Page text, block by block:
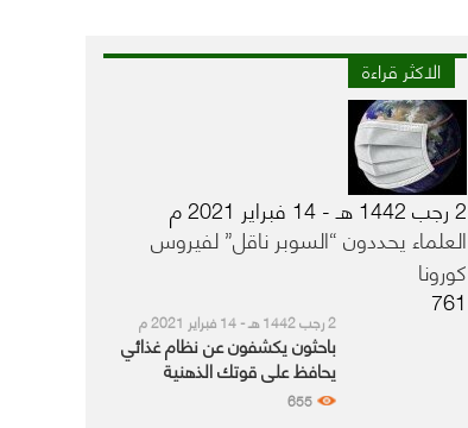
الاكثر قراءة
2 رجب 1442 هـ - 14 فبراير 2021 م
العلماء يحددون “السوبر ناقل” لفيروس
كورونا
761
2 رجب 1442 هـ - 14 فبراير 2021 م
باحثون يكشفون عن نظام غذائي
يحافظ على قوتك الذهنية
655